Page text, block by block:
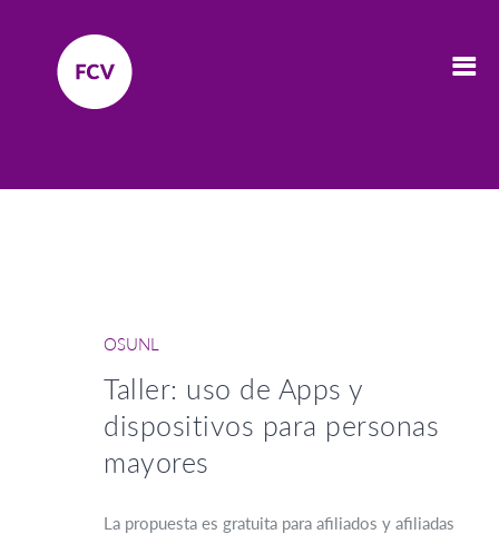
OSUNL
Taller: uso de Apps y
dispositivos para personas
mayores
La propuesta es gratuita para afiliados y afiliadas